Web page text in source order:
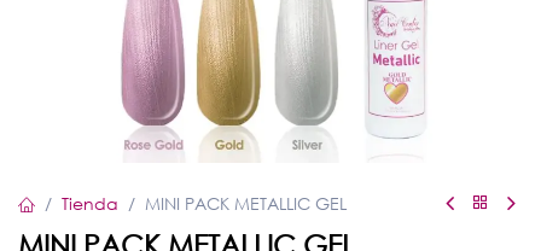
Tienda MINI PACK METALLIC GEL
MINI PACK METALLIC GEL